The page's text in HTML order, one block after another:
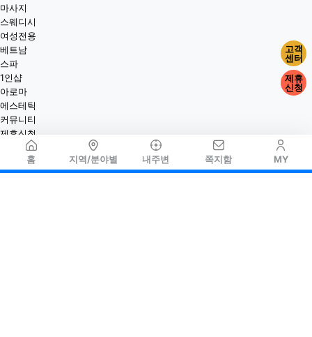
홈 지역/분야별 내주변 쪽지함 MY
마사지
스웨디시
여성전용
베트남
스파
1인샵
아로마
에스테틱
커뮤니티
제휴신청
고객
센터
제휴
신청